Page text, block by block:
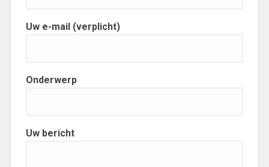
Uw e-mail (verplicht)
Onderwerp
Uw bericht